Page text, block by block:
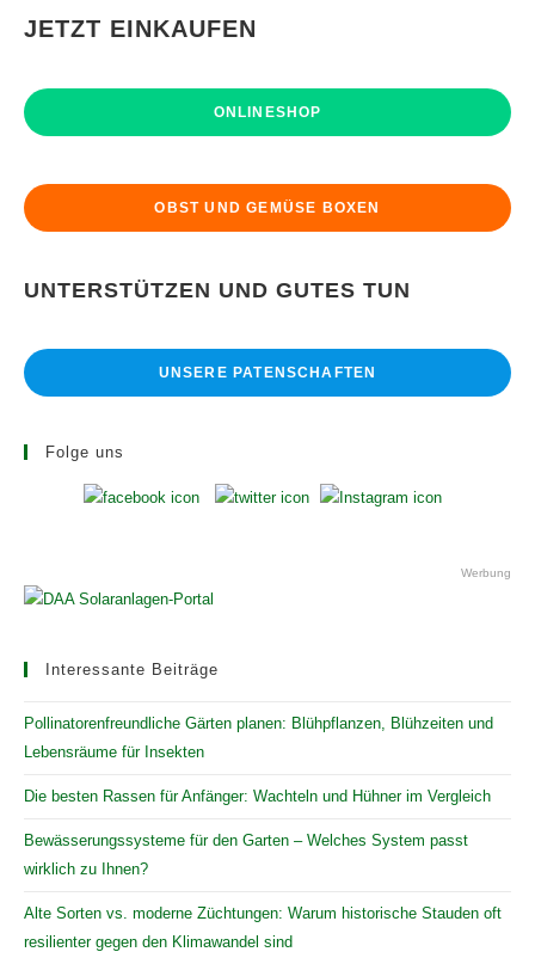
Heizungstausch
JETZT EINKAUFEN
ONLINESHOP
OBST UND GEMÜSE BOXEN
UNTERSTÜTZEN UND GUTES TUN
UNSERE PATENSCHAFTEN
Folge uns
Werbung
Interessante Beiträge
Pollinatorenfreundliche Gärten planen: Blühpflanzen, Blühzeiten und
Lebensräume für Insekten
Die besten Rassen für Anfänger: Wachteln und Hühner im Vergleich
Bewässerungssysteme für den Garten – Welches System passt
wirklich zu Ihnen?
Alte Sorten vs. moderne Züchtungen: Warum historische Stauden oft
resilienter gegen den Klimawandel sind